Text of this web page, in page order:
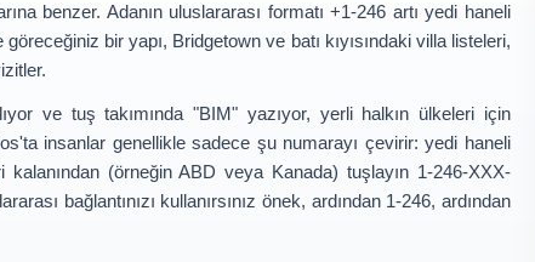
benzer. Adanın uluslararası formatı+1-246 artı yedi haneli
bir yapı, Bridgetown ve batı kıyısındaki villa listeleri,
ve tuş takımında "BIM" yazıyor, yerli halkın ülkeleri için
insanlar genellikle sadece şu numarayı çevirir:yedi haneli
(örneğin ABD veya Kanada) tuşlayın 1-246-XXX-
bağlantınızı kullanırsınız önek, ardından 1-246, ardından